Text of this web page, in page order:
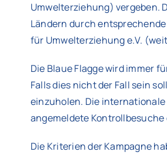
Umwelterziehung) vergeben.
Ländern durch
für Umwelterziehung e.V.
Die Blaue Flagge wird immer
Falls dies nicht der Fall sein
einzuholen. Die
angemeldete Kontrollbesuche
Die Kriterien der Kampagne